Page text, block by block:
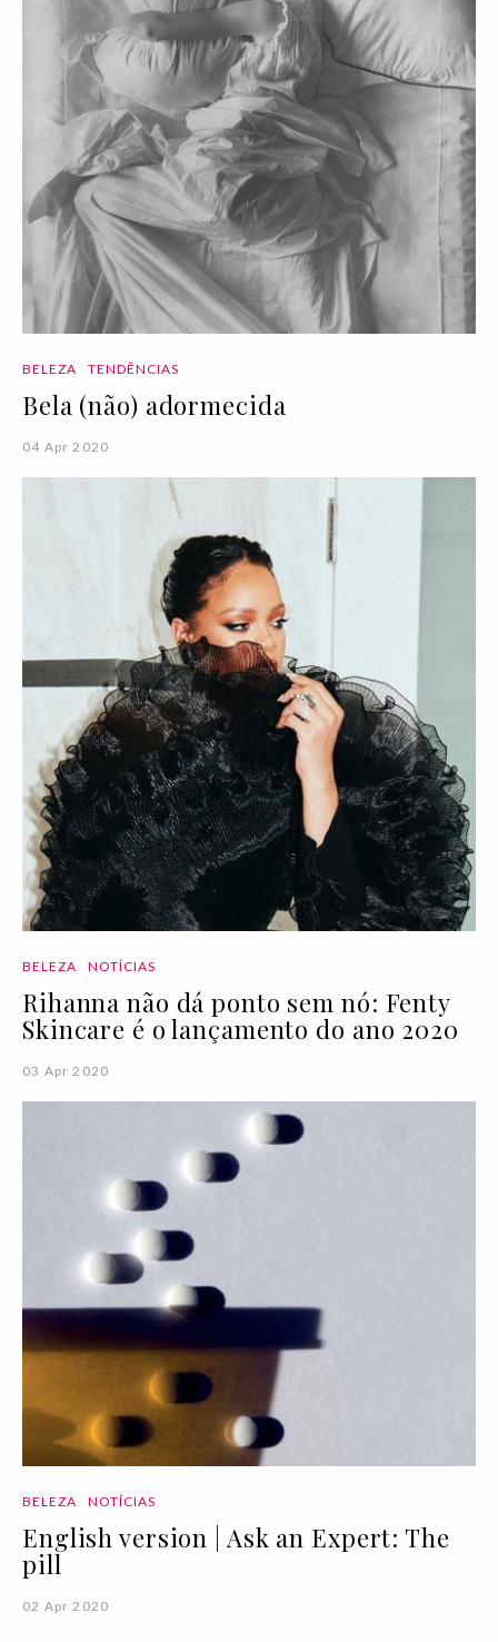
BELEZA TENDÊNCIAS
Bela (não) adormecida
04 Apr 2020
BELEZA NOTÍCIAS
Rihanna não dá ponto sem nó: Fenty
Skincare é o lançamento do ano 2020
03 Apr 2020
BELEZA NOTÍCIAS
English version | Ask an Expert: The
pill
02 Apr 2020